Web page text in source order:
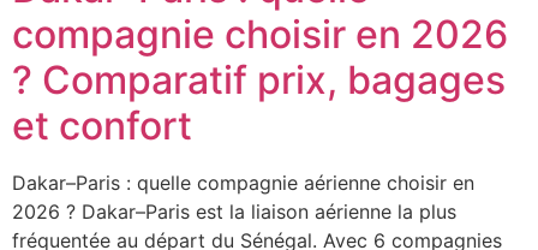
compagnie choisir en 2026
? Comparatif prix, bagages
et confort
Dakar–Paris : quelle compagnie aérienne choisir en
2026 ? Dakar–Paris est la liaison aérienne la plus
fréquentée au départ du Sénégal. Avec 6 compagnies